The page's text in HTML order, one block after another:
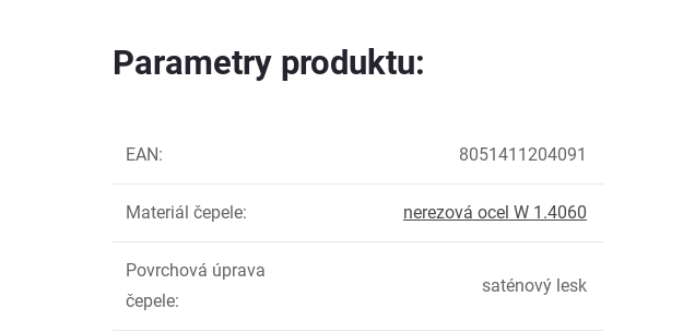
Parametry produktu:
EAN: 8051411204091
Materiál čepele: nerezová ocel W 1.4060
Povrchová úprava
čepele:
saténový lesk